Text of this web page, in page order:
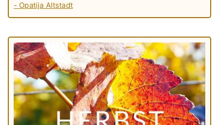
- Opatija Altstadt